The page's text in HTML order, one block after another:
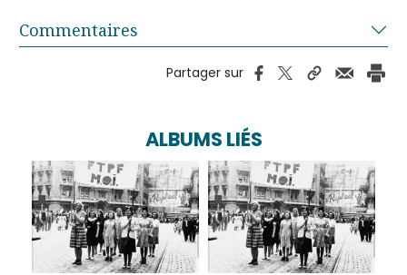
Commentaires
Partager sur
ALBUMS LIÉS